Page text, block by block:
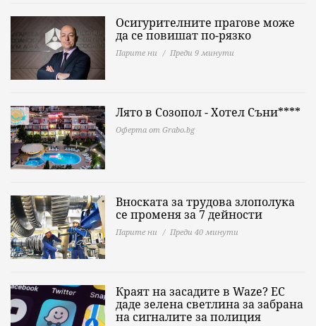
Осигурителните прагове може
да се повишат по-рязко
Парите ни Преди 9 минути
Лято в Созопол - Хотел Съни****
Оферта от Grabo.bg
Вноската за трудова злополука
се променя за 7 дейности
Парите ни Преди 40 минути
Краят на засадите в Waze? ЕС
даде зелена светлина за забрана
на сигналите за полиция